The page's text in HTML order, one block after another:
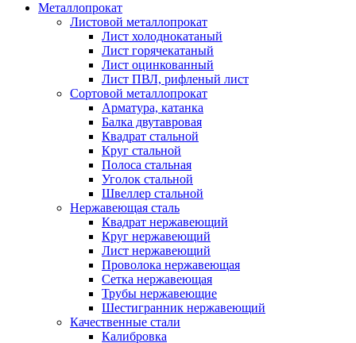
Металлопрокат
Листовой металлопрокат
Лист холоднокатаный
Лист горячекатаный
Лист оцинкованный
Лист ПВЛ, рифленый лист
Сортовой металлопрокат
Арматура, катанка
Балка двутавровая
Квадрат стальной
Круг стальной
Полоса стальная
Уголок стальной
Швеллер стальной
Нержавеющая сталь
Квадрат нержавеющий
Круг нержавеющий
Лист нержавеющий
Проволока нержавеющая
Сетка нержавеющая
Трубы нержавеющие
Шестигранник нержавеющий
Качественные стали
Калибровка